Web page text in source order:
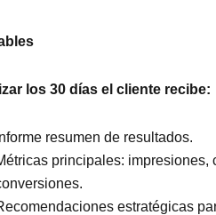
los 30 días el cliente recibe:
Informe resumen de resultados.
principales: impresiones,
estratégicas